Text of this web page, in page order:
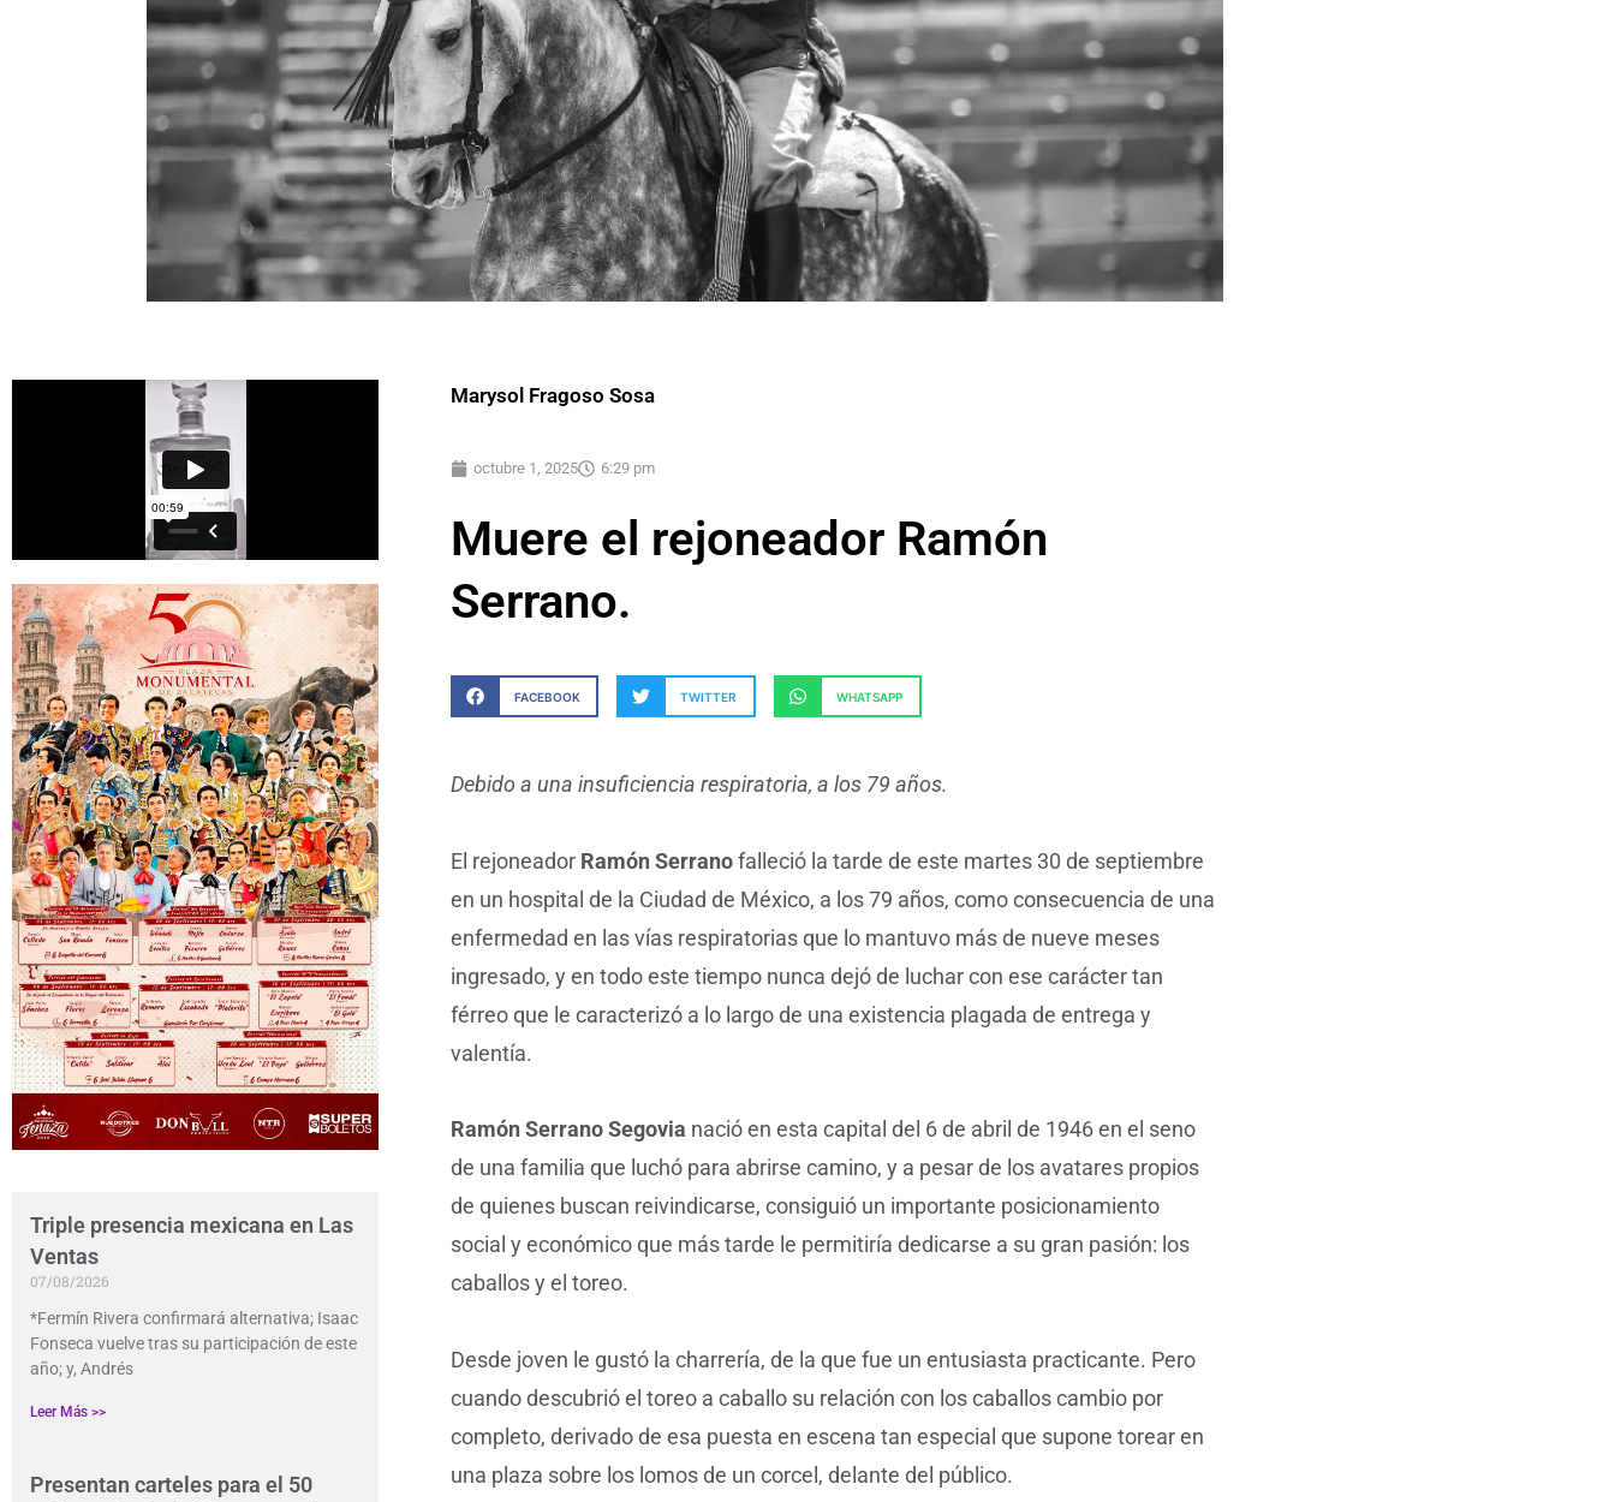
Triple presencia mexicana en Las
Ventas
07/08/2026
*Fermín Rivera confirmará alternativa; Isaac
Fonseca vuelve tras su participación de este
año; y, Andrés
Leer Más >>
Presentan carteles para el 50
Marysol Fragoso Sosa
octubre 1, 2025 6:29 pm
Muere el rejoneador Ramón
Serrano.
FACEBOOK TWITTER WHATSAPP
Debido a una insuficiencia respiratoria, a los 79 años.
El rejoneador Ramón Serranofalleció la tarde de este martes 30 de septiembre
en un hospital de la Ciudad de México, a los 79 años, como consecuencia de una
enfermedad en las vías respiratorias que lo mantuvo más de nueve meses
ingresado, y en todo este tiempo nunca dejó de luchar con ese carácter tan
férreo que le caracterizó a lo largo de una existencia plagada de entrega y
valentía.
Ramón Serrano Segovia nació en esta capital del 6 de abril de 1946 en el seno
de una familia que luchó para abrirse camino, y a pesar de los avatares propios
de quienes buscan reivindicarse, consiguió un importante posicionamiento
social y económico que más tarde le permitiría dedicarse a su gran pasión: los
caballos y el toreo.
Desde joven le gustó la charrería, de la que fue un entusiasta practicante. Pero
cuando descubrió el toreo a caballo su relación con los caballos cambio por
completo, derivado de esa puesta en escena tan especial que supone torear en
una plaza sobre los lomos de un corcel, delante del público.